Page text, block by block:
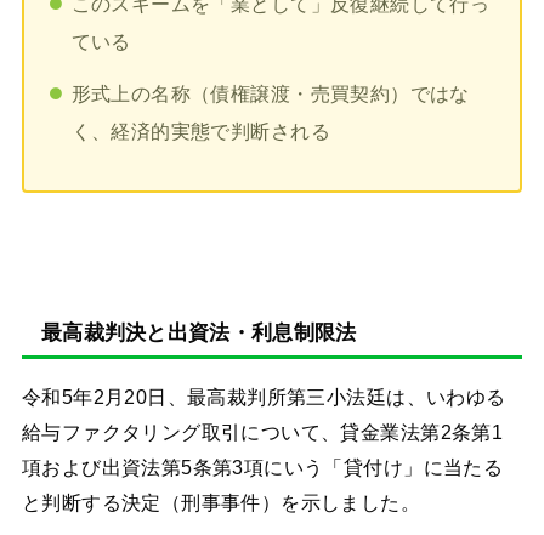
ている
形式上の名称（債権譲渡・売買契約）ではな
く、経済的実態で判断される
最高裁判決と出資法・利息制限法
令和5年2月20日、最高裁判所第三小法廷は、いわゆる
給与ファクタリング取引について、貸金業法第2条第1
項および出資法第5条第3項にいう「貸付け」に当たる
と判断する決定（刑事事件）を示しました。